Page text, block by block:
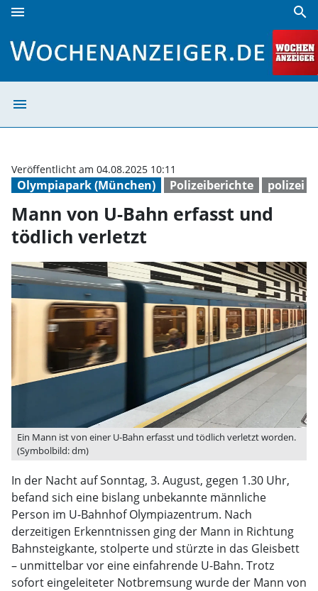
menu search
menu
Olympiapark (München) Polizeiberichte polizei
Veröffentlicht am 04.08.2025 10:11
Mann von U-Bahn erfasst und
tödlich verletzt
Ein Mann ist von einer U-Bahn erfasst und tödlich verletzt worden.
(Symbolbild: dm)
In der Nacht auf Sonntag, 3. August, gegen 1.30 Uhr,
befand sich eine bislang unbekannte männliche
Person im U-Bahnhof Olympiazentrum. Nach
derzeitigen Erkenntnissen ging der Mann in Richtung
Bahnsteigkante, stolperte und stürzte in das Gleisbett
– unmittelbar vor eine einfahrende U-Bahn. Trotz
sofort eingeleiteter Notbremsung wurde der Mann von